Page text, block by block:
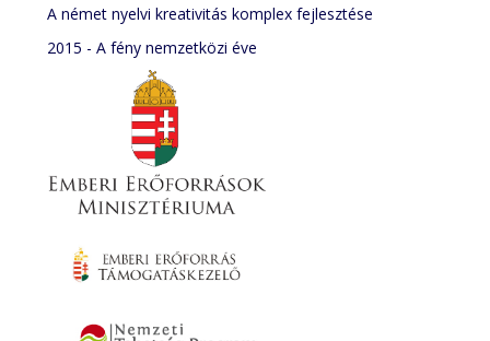
A német nyelvi kreativitás komplex fejlesztése
2015 - A fény nemzetközi éve